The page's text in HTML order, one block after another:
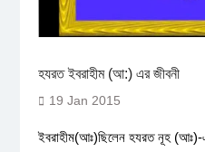
হযরত ইবরাহীম (আ:) এর জীবনী
19 Jan 2015
ইবরাহীম(আঃ)ছিলেন হযরত নূহ